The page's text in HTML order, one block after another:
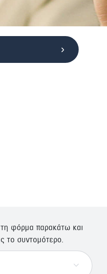
φόρμα παρακάτω και
το συντομότερο.